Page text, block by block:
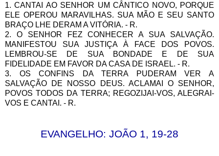
1. CANTAI AO SENHOR UM CÂNTICO NOVO, PORQUE
ELE OPEROU MARAVILHAS. SUA MÃO E SEU SANTO
BRAÇO LHE DERAM A VITÓRIA. - R.
2. O SENHOR FEZ CONHECER A SUA SALVAÇÃO.
MANIFESTOU SUA JUSTIÇA À FACE DOS POVOS.
LEMBROU-SE DE SUA BONDADE E DE SUA
FIDELIDADE EM FAVOR DA CASA DE ISRAEL. - R.
3. OS CONFINS DA TERRA PUDERAM VER A
SALVAÇÃO DE NOSSO DEUS. ACLAMAI O SENHOR,
POVOS TODOS DA TERRA; REGOZIJAI-VOS, ALEGRAI-
VOS E CANTAI. - R.
EVANGELHO: JOÃO 1, 19-28